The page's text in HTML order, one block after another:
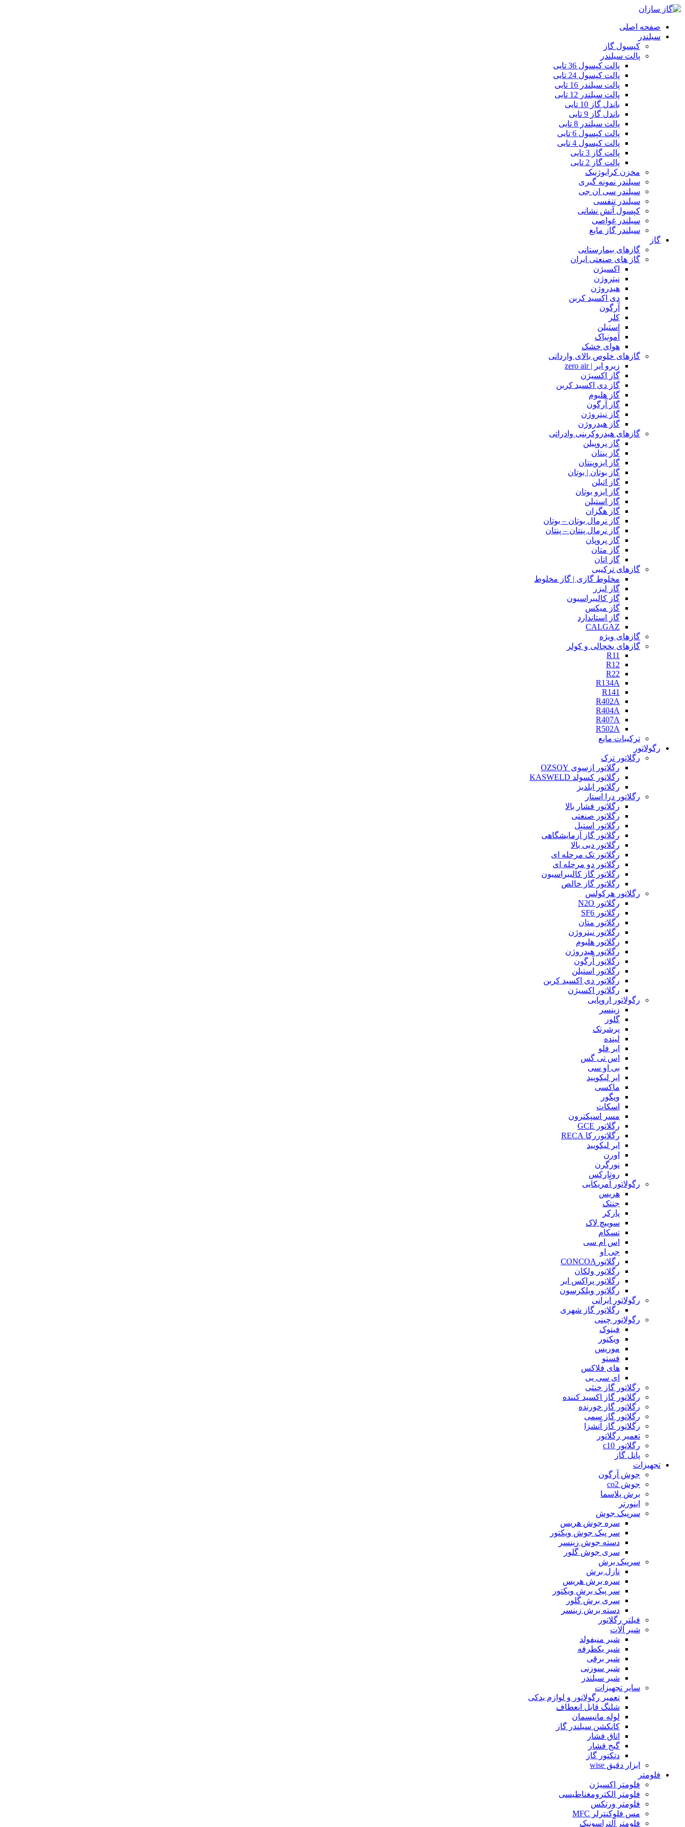
صفحه اصلی
سیلندر
کپسول گاز
پالت سیلندر
پالت کپسول 36 تایی
پالت کپسول 24 تایی
پالت سیلندر 16 تایی
پالت سیلندر 12 تایی
باندل گاز 10 تایی
باندل گاز 9 تایی
پالت سیلندر 8 تایی
پالت کپسول 6 تایی
پالت کپسول 4 تایی
پالت گاز 3 تایی
پالت گاز 2 تایی
مخزن کرایوژنیک
سیلندر نمونه گیری
سیلندر سی ان جی
سیلندر تنفسی
کپسول آتش نشانی
سیلندر غواصی
سیلندر گاز مایع
گاز
گازهای بیمارستانی
گاز های صنعتی ایران
اکسیژن
نیتروژن
هیدروژن
دی اکسید کربن
آرگون
کلر
استیلن
آمونیاک
هوای خشک
گازهای خلوص بالای وارداتی
زیرو ایر | zero air
گاز اکسیژن
گاز دی اکسید کربن
گاز هلیوم
گاز آرگون
گاز نیتروژن
گاز هیدروژن
گازهای هیدروکربنی وادراتی
گاز پروپیلن
گاز پنتان
گاز ایزوپنتان
گاز بوتان | بوتان
گاز اتیلن
گاز ایزو بوتان
گاز استیلن
گاز هگزان
گاز نرمال بوتان – بوتان
گاز نرمال پنتان – پنتان
گاز پروپان
گاز متان
گاز اتان
گازهای ترکیبی
مخلوط گازی | گاز مخلوط
گاز لیزر
گاز کالیبراسیون
گاز میکس
گاز استاندارد
CALGAZ
گازهای ویژه
گازهای یخچالی و کولر
R11
R12
R22
R134A
R141
R402A
R404A
R407A
R502A
ترکیبات مایع
رگولاتور
رگلاتور ترک
رگلاتور ازسوی OZSOY
رگلاتور کسولد KASWELD
رگلاتور ایلدیز
رگلاتور درا استار
رگلاتور فشار بالا
رگلاتور صنعتی
رگلاتور استیل
رگلاتور گاز آزمایشگاهی
رگلاتور دبی بالا
رگلاتور تک مرحله ای
رگلاتور دو مرحله ای
رگلاتور گاز کالیبراسیون
رگلاتور گاز خالص
رگلاتور هرکولس
رگلاتور N2O
رگلاتور SF6
رگلاتور متان
رگلاتور نیتروژن
رگلاتور هلیوم
رگلاتور هیدروژن
رگلاتور آرگون
رگلاتور استیلن
رگلاتور دی اکسید کربن
رگلاتور اکسیژن
رگولاتور اروپایی
زینسر
گلور
پرشرتک
لینده
ایر فلو
اس تی گس
بی او سی
ایر لیکویید
ماکسی
ویگور
اسکات
مسر اسپکترون
رگلاتور GCE
رگلاتوررکا RECA
ایر لیکویید
اورن
نورگرن
روتارکس
رگولاتور آمریکایی
هریس
جنتک
پارکر
سوییچ لاک
تسکام
اس ام سی
جی او
رگلاتورCONCOA
رگلاتور ولکان
رگلاتور پراکس ایر
رگلاتور ویلکرسون
رگولاتور ایرانی
رگلاتور گاز شهری
رگولاتور چینی
فیتوک
ویکتور
موریس
فستو
های فلاکس
ای سی یی
رگلاتور گاز خنثی
رگلاتور گاز اکسید کننده
رگلاتور گاز خورنده
رگلاتور گاز سمی
رگلاتور گاز آتشزا
تعمیر رگلاتور
رگلاتور c10
پانل گاز
تجهیزات
جوش آرگون
جوش co2
برش پلاسما
اینورتر
سرپیک جوش
سره جوش هریس
سر پیک جوش ویکتور
دسته جوش زینسر
سری جوش گلور
سرپیک برش
نازل برش
سره برش هریس
سر پیک برش ویکتور
سری برش گلور
دسته برش زینسر
فیلتر رگلاتور
شیر آلات
شیر منیفولد
شیر یکطرفه
شیر برقی
شیر سوزنی
شیر سیلندر
سایر تجهیزات
تعمیر رگولاتور و لوازم یدکی
شلنگ قابل انعطاف
لوله مانیسمان
کانکشن سیلندر گاز
اتاق فشار
گیج فشار
دتکتور گاز
ابزار دقیق wise
فلومتر
فلومتر اکسیژن
فلومتر الکترومغناطیسی
فلومتر ورتکس
مس فلوکنترلر MFC
فلومتر آلتراسونیک